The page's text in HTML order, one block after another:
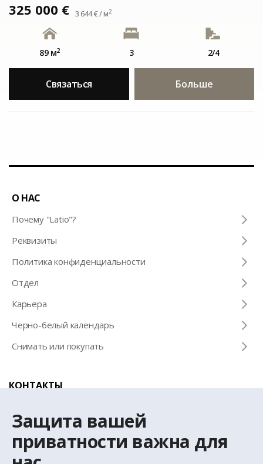
Защита вашей
приватности важна для
325 000 € 3 644 € / м2
89 м2 3 2/4
Связаться Больше
О НАС
Почему "Latio"?
Pеквизиты
Политика конфиденциальности
Отдел
Карьера
Черно-белый календарь
Снимать или покупать
КОНТАКТЫ
+371 67 032 300